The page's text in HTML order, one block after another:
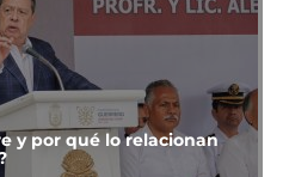
y por qué lo relacionan